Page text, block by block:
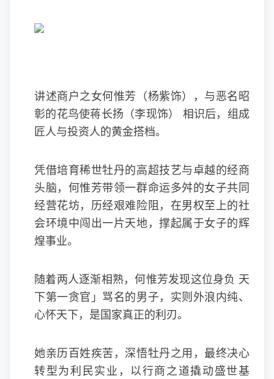
讲述商户之女何惟芳（杨紫饰），与恶名昭
彰的花鸟使蒋长扬（李现饰） 相识后，组成
匠人与投资人的黄金搭档。
凭借培育稀世牡丹的高超技艺与卓越的经商
头脑，何惟芳带领一群命运多舛的女子共同
经营花坊，历经艰难险阻，在男权至上的社
会环境中闯出一片天地，撑起属于女子的辉
煌事业。
随着两人逐渐相熟，何惟芳发现这位身负 天
下第一贪官」骂名的男子，实则外浪内纯、
心怀天下，是国家真正的利刃。
她亲历百姓疾苦，深悟牡丹之用，最终决心
转型为利民实业，以行商之道撬动盛世基